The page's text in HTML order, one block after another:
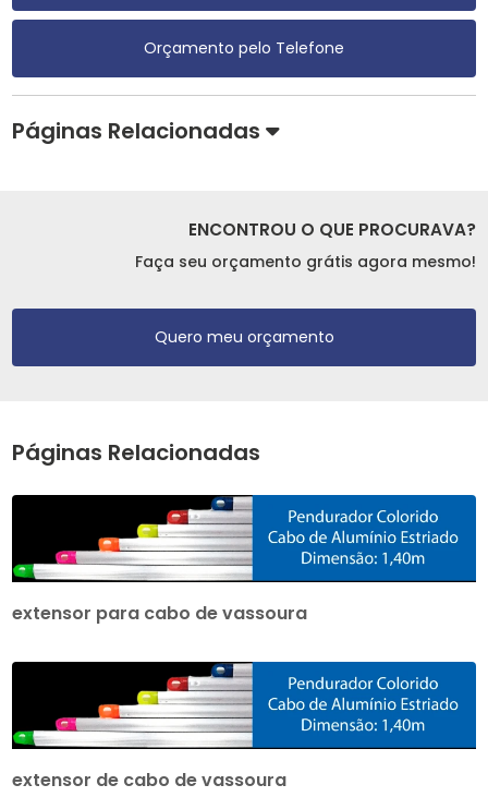
Orçamento pelo Telefone
Páginas Relacionadas
ENCONTROU O QUE PROCURAVA?
Faça seu orçamento grátis agora mesmo!
Quero meu orçamento
Páginas Relacionadas
extensor para cabo de vassoura
extensor de cabo de vassoura